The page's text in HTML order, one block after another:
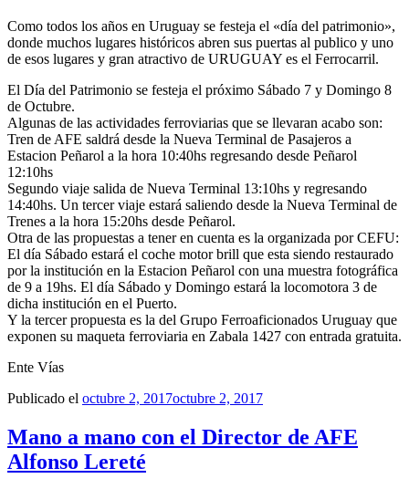
Como todos los años en Uruguay se festeja el «día del patrimonio»,
donde muchos lugares históricos abren sus puertas al publico y uno
de esos lugares y gran atractivo de URUGUAY es el Ferrocarril.
El Día del Patrimonio se festeja el próximo Sábado 7 y Domingo 8
de Octubre.
Algunas de las actividades ferroviarias que se llevaran acabo son:
Tren de AFE saldrá desde la Nueva Terminal de Pasajeros a
Estacion Peñarol a la hora 10:40hs regresando desde Peñarol
12:10hs
Segundo viaje salida de Nueva Terminal 13:10hs y regresando
14:40hs. Un tercer viaje estará saliendo desde la Nueva Terminal de
Trenes a la hora 15:20hs desde Peñarol.
Otra de las propuestas a tener en cuenta es la organizada por CEFU:
El día Sábado estará el coche motor brill que esta siendo restaurado
por la institución en la Estacion Peñarol con una muestra fotográfica
de 9 a 19hs. El día Sábado y Domingo estará la locomotora 3 de
dicha institución en el Puerto.
Y la tercer propuesta es la del Grupo Ferroaficionados Uruguay que
exponen su maqueta ferroviaria en Zabala 1427 con entrada gratuita.
Ente Vías
Publicado el octubre 2, 2017octubre 2, 2017
Mano a mano con el Director de AFE
Alfonso Lereté